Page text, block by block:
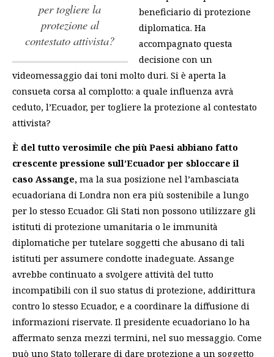
per togliere la
protezione al
contestato attivista?
beneficiario di protezione
diplomatica. Ha
accompagnato questa
decisione con un
videomessaggio dai toni molto duri. Si è aperta la
consueta corsa al complotto: a quale influenza avrà
ceduto, l’Ecuador, per togliere la protezione al contestato
attivista?
È del tutto verosimile che più Paesi abbiano fatto
crescente pressione sull’Ecuador per sbloccare il
caso Assange, ma la sua posizione nel l’ambasciata
ecuadoriana di Londra non era più sostenibile a lungo
per lo stesso Ecuador. Gli Stati non possono utilizzare gli
istituti di protezione umanitaria o le immunità
diplomatiche per tutelare soggetti che abusano di tali
istituti per assumere condotte inadeguate. Assange
avrebbe continuato a svolgere attività del tutto
incompatibili con il suo status di protezione, addirittura
contro lo stesso Ecuador, e a coordinare la diffusione di
informazioni riservate. Il presidente ecuadoriano lo ha
affermato senza mezzi termini, nel suo messaggio. Come
può uno Stato tollerare di dare protezione a un soggetto